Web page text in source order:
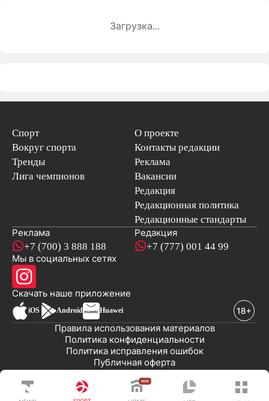
Загрузка...
Спорт
Вокруг спорта
Тренды
Лига чемпионов
О проекте
Контакты редакции
Реклама
Вакансии
Редакция
Редакционная политика
Редакционные стандарты
Реклама
+7 (700) 3 888 188
Редакция
+7 (777) 001 44 99
Мы в социальных сетях
Скачать наше приложениеновостей
iOS Android Huawei
Публичная оферта
Политика исправления ошибок
Политика конфиденциальности
Правила использования материалов